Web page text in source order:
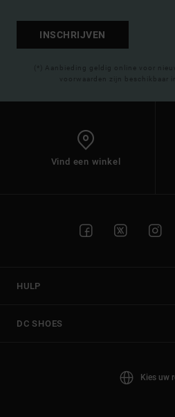
INSCHRIJVEN
(*) Aanbieding geldig online voor
voorwaarden zijn beschikbaar
Vind een winkel
HULP
DC SHOES
Kies uw